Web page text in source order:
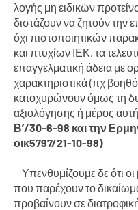
λογής μη ειδικών
διστάζουν να ζητούν την
όχι πιστοποιητικών
και πτυχίων ΙΕΚ, τα
επαγγελματική άδεια με
χαρακτηριστικά (πχ
κατοχυρώνουν όμως τη
αξιολόγησης ή μέρος
Βʼ/30-6-98 και την
οικ5797/21-10-98)
Υπενθυμίζουμε δε ότι οι
που παρέχουν το
προβαίνουν σε